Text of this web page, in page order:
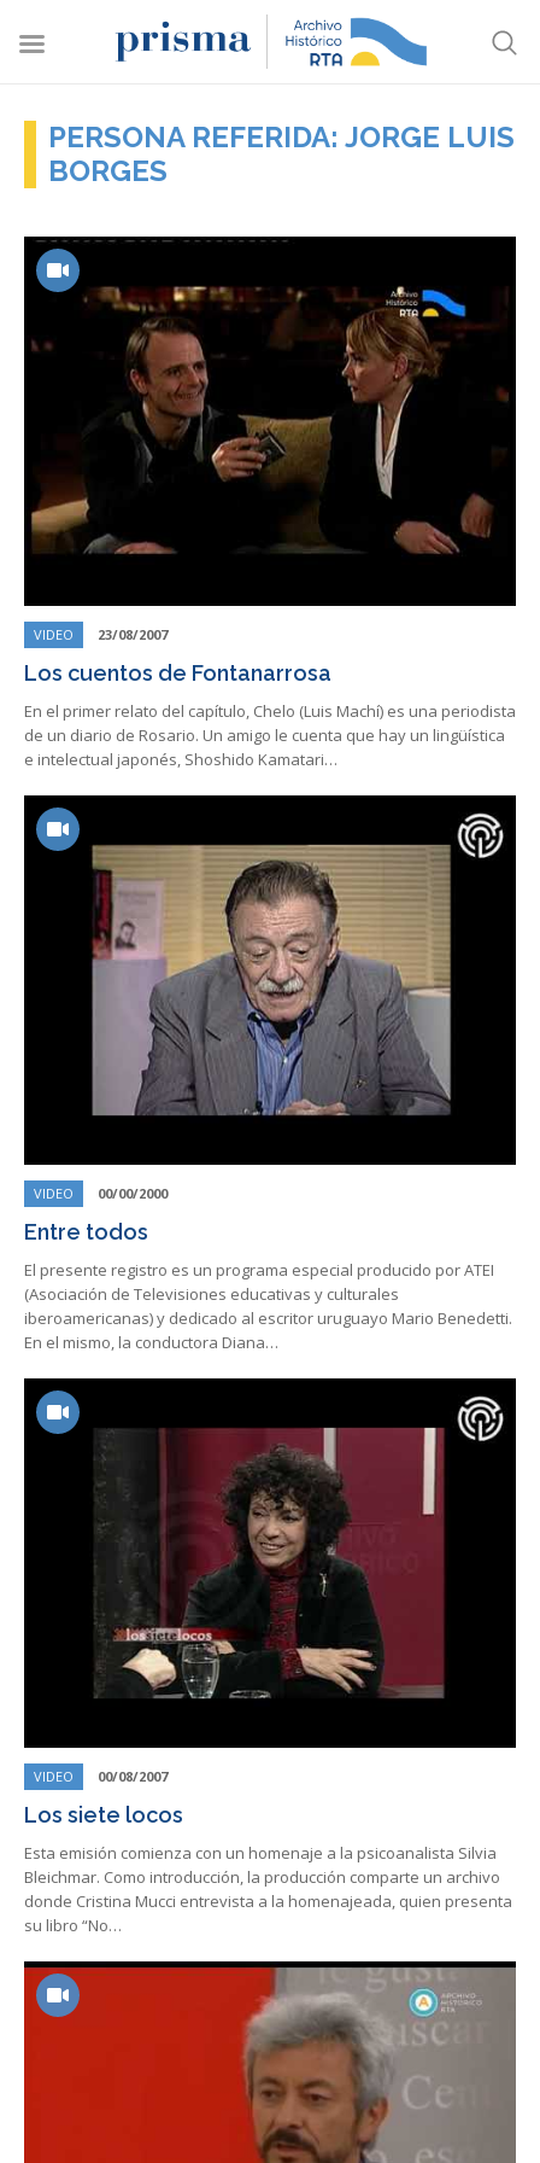
PERSONA REFERIDA: JORGE LUIS
BORGES
VIDEO 23/08/2007
Los cuentos de Fontanarrosa
En el primer relato del capítulo, Chelo (Luis Machí) es una periodista
de un diario de Rosario. Un amigo le cuenta que hay un lingüística
e intelectual japonés, Shoshido Kamatari…
VIDEO 00/00/2000
Entre todos
El presente registro es un programa especial producido por ATEI
(Asociación de Televisiones educativas y culturales
iberoamericanas) y dedicado al escritor uruguayo Mario Benedetti.
En el mismo, la conductora Diana…
VIDEO 00/08/2007
Los siete locos
Esta emisión comienza con un homenaje a la psicoanalista Silvia
Bleichmar. Como introducción, la producción comparte un archivo
donde Cristina Mucci entrevista a la homenajeada, quien presenta
su libro “No…